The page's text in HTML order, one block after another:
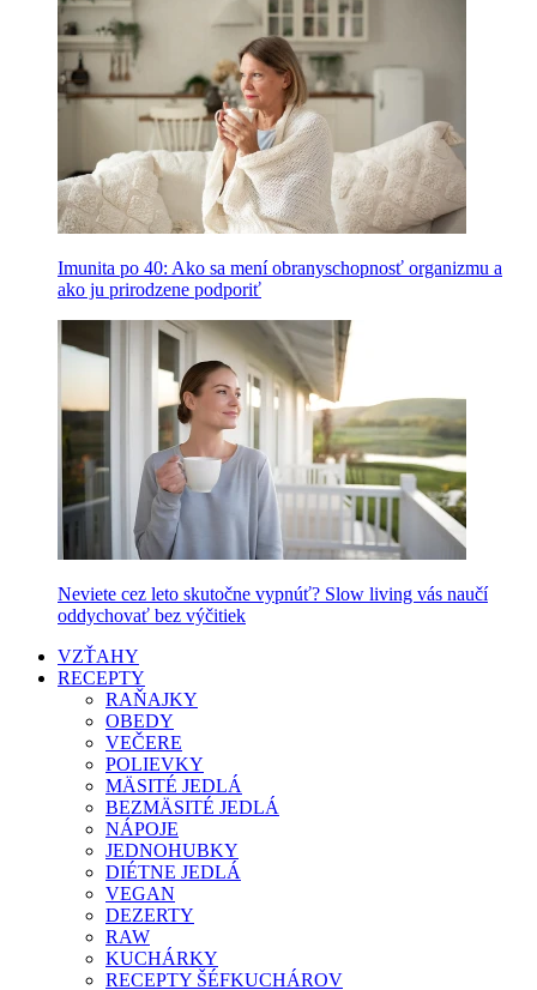
Imunita po 40: Ako sa mení obranyschopnosť organizmu a
ako ju prirodzene podporiť
Neviete cez leto skutočne vypnúť? Slow living vás naučí
oddychovať bez výčitiek
VZŤAHY
RECEPTY
RAŇAJKY
OBEDY
VEČERE
POLIEVKY
MÄSITÉ JEDLÁ
BEZMÄSITÉ JEDLÁ
NÁPOJE
JEDNOHUBKY
DIÉTNE JEDLÁ
VEGAN
DEZERTY
RAW
KUCHÁRKY
RECEPTY ŠÉFKUCHÁROV